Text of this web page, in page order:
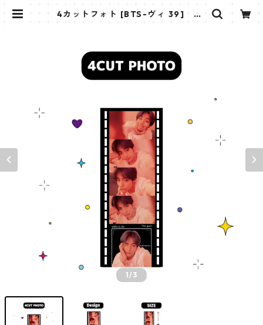
4カットフォト [BTS-ヴィ 39] 4C
1/3